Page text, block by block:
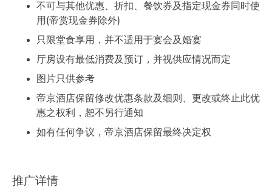
不可与其他优惠、折扣、餐饮券及指定现金券同时使
用(帝赏现金券除外)
只限堂食享用，并不适用于宴会及婚宴
厅房设有最低消费及预订，并视供应情况而定
图片只供参考
帝京酒店保留修改优惠条款及细则、更改或终止此优
惠之权利，恕不另行通知
如有任何争议，帝京酒店保留最终决定权
推广详情